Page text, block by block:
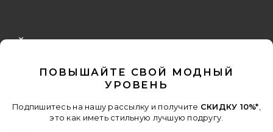
FOOTER
Когда вы подписываетесь на нашу рассылку, указав свой email.
Отписаться можно в любой момент.политика
Email Address
ПОВЫШАЙТЕ СВОЙ МОДНЫЙ
УРОВЕНЬ
Подпишитесь на нашу рассылку и получите СКИДКУ 10%*
это как иметь стильную лучшую подругу.